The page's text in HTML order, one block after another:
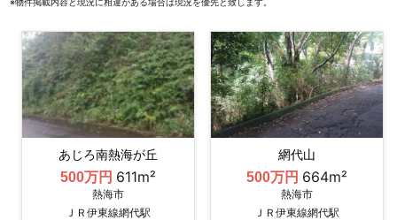
※物件掲載内容と現況に相違がある場合は現況を優先と致します。
あじろ南熱海が丘
500万円 611m²
熱海市
ＪＲ伊東線網代駅
網代山
500万円 664m²
熱海市
ＪＲ伊東線網代駅